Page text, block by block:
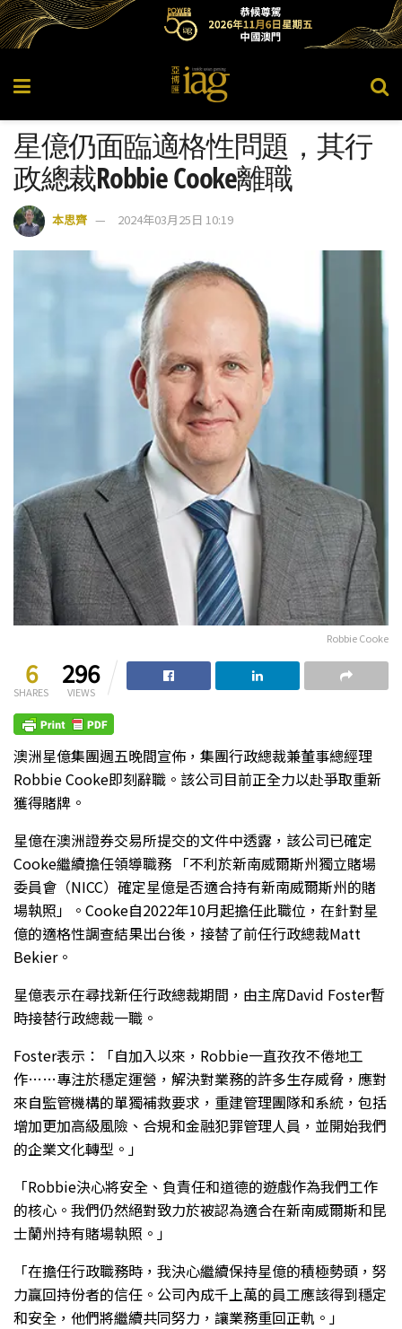
星億仍面臨適格性問題，其行
政總裁Robbie Cooke離職
本思齊 2024年03月25日 10:19
Robbie Cooke
6
SHARES
296
VIEWS
澳洲星億集團週五晚間宣佈，集團行政總裁兼董事總經理
Robbie Cooke即刻辭職。該公司目前正全力以赴爭取重新
獲得賭牌。
星億在澳洲證券交易所提交的文件中透露，該公司已確定
Cooke繼續擔任領導職務 「不利於新南威爾斯州獨立賭場
委員會（NICC）確定星億是否適合持有新南威爾斯州的賭
場執照」。Cooke自2022年10月起擔任此職位，在針對星
億的適格性調查結果出台後，接替了前任行政總裁Matt
Bekier。
星億表示在尋找新任行政總裁期間，由主席David Foster暫
時接替行政總裁一職。
Foster表示：「自加入以來，Robbie一直孜孜不倦地工
作……專注於穩定運營，解決對業務的許多生存威脅，應對
來自監管機構的單獨補救要求，重建管理團隊和系統，包括
增加更加高級風險、合規和金融犯罪管理人員，並開始我們
的企業文化轉型。」
「Robbie決心將安全、負責任和道德的遊戲作為我們工作
的核心。我們仍然絕對致力於被認為適合在新南威爾斯和昆
士蘭州持有賭場執照。」
「在擔任行政職務時，我決心繼續保持星億的積極勢頭，努
力贏回持份者的信任。公司內成千上萬的員工應該得到穩定
和安全，他們將繼續共同努力，讓業務重回正軌。」